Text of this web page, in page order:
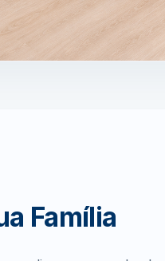
Família